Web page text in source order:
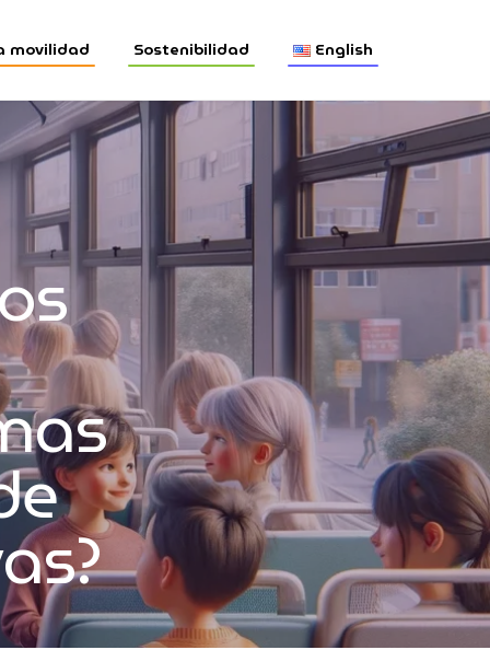
movilidad Sostenibilidad English